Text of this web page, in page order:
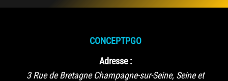
CONCEPTPGO
Adresse :
3 Rue de Bretagne Champagne-sur-Seine, Seine et